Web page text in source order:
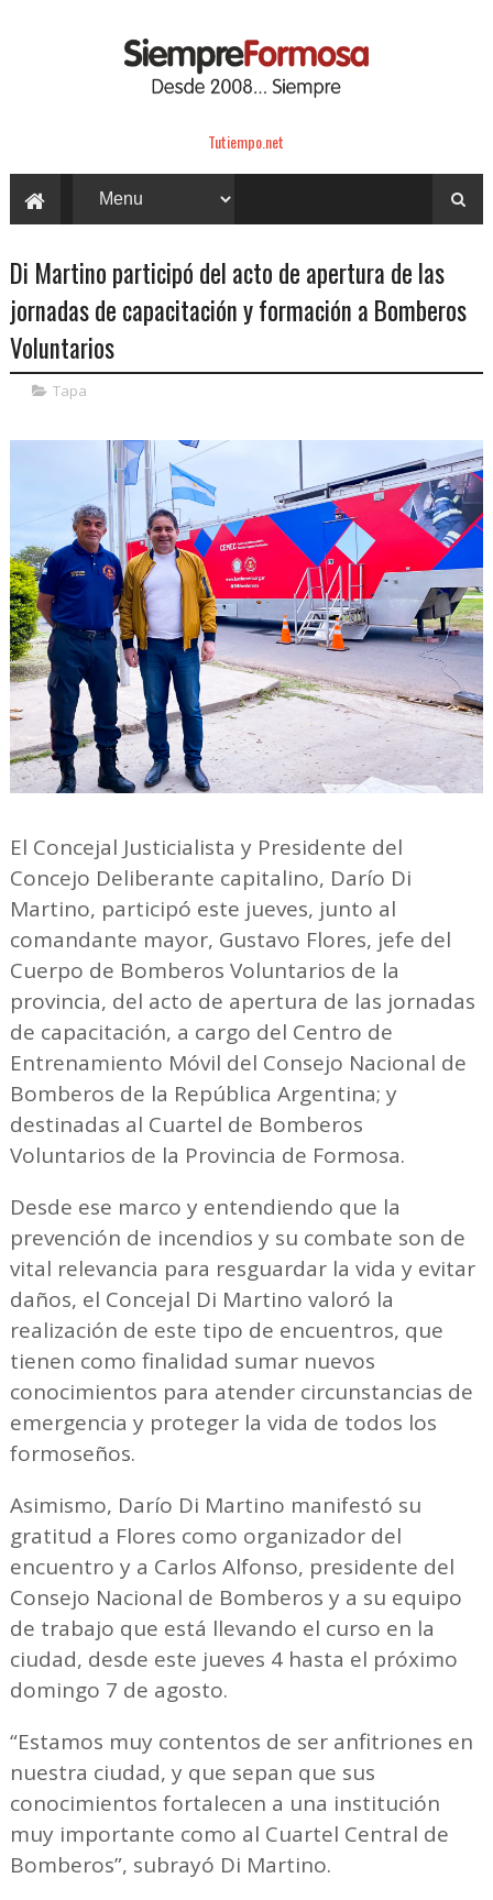
Tutiempo.net
Di Martino participó del acto de apertura de las
jornadas de capacitación y formación a Bomberos
Voluntarios
Tapa
El Concejal Justicialista y Presidente del
Concejo Deliberante capitalino, Darío Di
Martino, participó este jueves, junto al
comandante mayor, Gustavo Flores, jefe del
Cuerpo de Bomberos Voluntarios de la
provincia, del acto de apertura de las jornadas
de capacitación, a cargo del Centro de
Entrenamiento Móvil del Consejo Nacional de
Bomberos de la República Argentina; y
destinadas al Cuartel de Bomberos
Voluntarios de la Provincia de Formosa.
Desde ese marco y entendiendo que la
prevención de incendios y su combate son de
vital relevancia para resguardar la vida y evitar
daños, el Concejal Di Martino valoró la
realización de este tipo de encuentros, que
tienen como finalidad sumar nuevos
conocimientos para atender circunstancias de
emergencia y proteger la vida de todos los
formoseños.
Asimismo, Darío Di Martino manifestó su
gratitud a Flores como organizador del
encuentro y a Carlos Alfonso, presidente del
Consejo Nacional de Bomberos y a su equipo
de trabajo que está llevando el curso en la
ciudad, desde este jueves 4 hasta el próximo
domingo 7 de agosto.
“Estamos muy contentos de ser anfitriones en
nuestra ciudad, y que sepan que sus
conocimientos fortalecen a una institución
muy importante como al Cuartel Central de
Bomberos”, subrayó Di Martino.